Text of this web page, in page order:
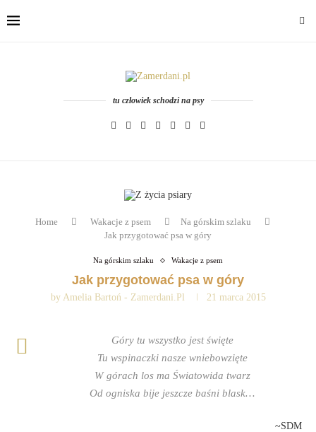
tu człowiek schodzi na psy
Home Wakacje z psem
Na górskim szlaku
Jak przygotować psa w góry
Na górskim szlaku Wakacje z psem
Jak przygotować psa w góry
by Amelia Bartoń - Zamerdani.pl 21 marca 2015
Góry tu wszystko jest święte
Tu wspinaczki nasze wniebowzięte
W górach los ma Światowida twarz
Od ogniska bije jeszcze baśni blask…
~SDM